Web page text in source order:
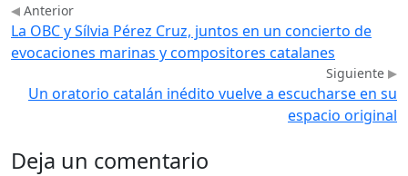
Anterior
La OBC y Sílvia Pérez Cruz, juntos en un concierto de
evocaciones marinas y compositores catalanes
Siguiente
Un oratorio catalán inédito vuelve a escucharse en su
espacio original
Deja un comentario